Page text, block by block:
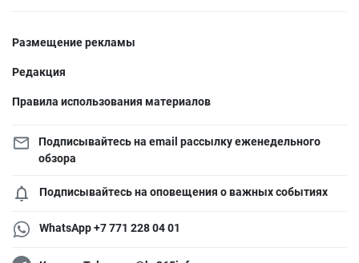
Размещение рекламы
Редакция
Правила использования материалов
Подписывайтесь на email рассылку еженедельного
обзора
Подписывайтесь на оповещения о важных событиях
WhatsApp +7 771 228 04 01